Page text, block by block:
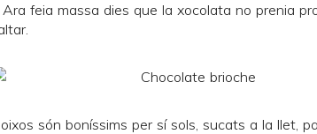
Ara feia massa dies que la xocolata no prenia
són boníssims per sí sols, sucats a la llet,